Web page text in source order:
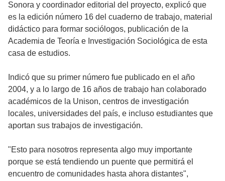
Sonora y coordinador editorial del proyecto, explicó que
es la edición número 16 del cuaderno de trabajo, material
didáctico para formar sociólogos, publicación de la
Academia de Teoría e Investigación Sociológica de esta
casa de estudios.
Indicó que su primer número fue publicado en el año
2004, y a lo largo de 16 años de trabajo han colaborado
académicos de la Unison, centros de investigación
locales, universidades del país, e incluso estudiantes que
aportan sus trabajos de investigación.
"Esto para nosotros representa algo muy importante
porque se está tendiendo un puente que permitirá el
encuentro de comunidades hasta ahora distantes",